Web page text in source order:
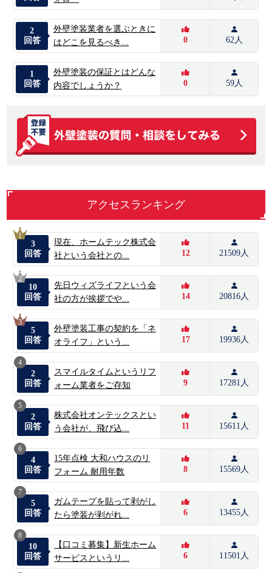
2
回答
外壁塗装業者を選ぶときに
はどこを見るべき...
0 62人
1
回答
外壁塗装の保証とはどんな
内容でしょうか？
0 59人
アクセスランキング
1
3
回答
現在、ホームテック株式会
社という会社との...
12 21509人
2
10
回答
先日ウィズライフという会
社の方が挨拶でや...
14 20816人
3
5
回答
外壁塗装工事の契約を「ネ
オライフ」という...
17 19936人
4
2
回答
スマイルタイムというリフ
ォーム業者をご存知
9 17281人
5
2
回答
株式会社オンテックスとい
う会社が、飛び込...
11 15611人
6
4
回答
15年点検 大和ハウスのリ
フォーム 耐用年数
8 15569人
7
5
回答
ガムテープを貼って剥がし
たら塗装が剥がれ...
6 13455人
8
10
回答
【口コミ募集】新生ホーム
サービスというリ...
6 11501人